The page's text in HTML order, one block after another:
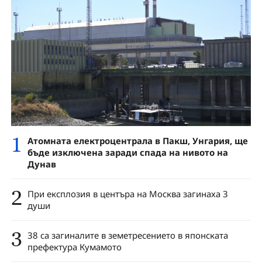
1 Атомната електроцентрала в Пакш, Унгария, ще
бъде изключена заради спада на нивото на
Дунав
2 При експлозия в центъра на Москва загинаха 3
души
3 38 са загиналите в земетресението в японската
префектура Кумамото